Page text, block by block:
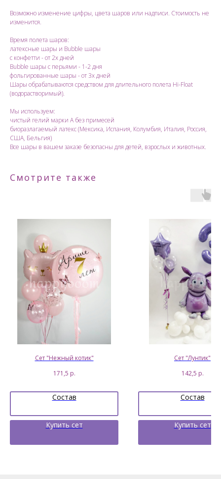
Возможно изменение цифры, цвета шаров или надписи. Стоимость не
изменится.
Время полета шаров:
латексные шары и Bubble шары
с конфетти - от 2х дней
Bubble шары с перьями - 1-2 дня
фольгированные шары - от 3х дней
Шары обрабатываются средством для длительного полета Hi-Float
(водорастворимый).
Мы используем:
чистый гелий марки А без примесей
биоразлагаемый латекс (Мексика, Испания, Колумбия, Италия, Россия,
США, Бельгия)
Все шары в вашем заказе безопасны для детей, взрослых и животных.
Смотрите также
Сет "Нежный котик"
171,5 р.
Состав
Купить сет
Сет "Лунтик"
142,5 р.
Состав
Купить сет